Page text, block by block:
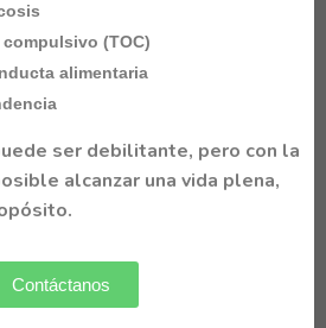
(TOC)
alimentaria
ser debilitante, pero con la
alcanzar una vida plena,
Contáctanos